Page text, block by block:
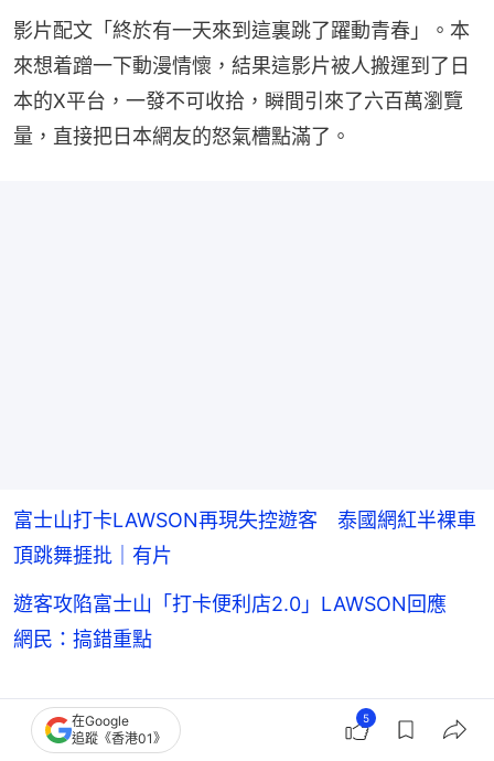
影片配文「終於有一天來到這裏跳了躍動青春」。本
來想着蹭一下動漫情懷，結果這影片被人搬運到了日
本的X平台，一發不可收拾，瞬間引來了六百萬瀏覽
量，直接把日本網友的怒氣槽點滿了。
富士山打卡LAWSON再現失控遊客 泰國網紅半裸車
頂跳舞捱批｜有片
遊客攻陷富士山「打卡便利店2.0」LAWSON回應
網民：搞錯重點
日本網友的怒火來得相當迅猛，評論區基本是一片倒
的痛批。
在Google
追蹤《香港01》
5